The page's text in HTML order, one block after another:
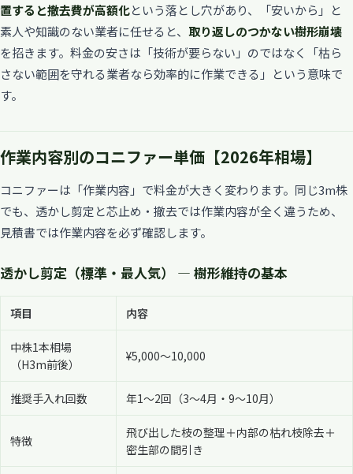
置すると撤去費が高額化という落とし穴があり、「安いから」と
素人や知識のない業者に任せると、 取り返しのつかない樹形崩壊
を招きます。料金の安さは「技術が要らない」のではなく「枯ら
さない範囲を守れる業者なら効率的に作業できる」という意味で
す。
作業内容別のコニファー単価【2026年相場】
コニファーは「作業内容」で料金が大きく変わります。同じ3m株
でも、透かし剪定と芯止め・撤去では作業内容が全く違うため、
見積書では作業内容を必ず確認します。
透かし剪定（標準・最人気） — 樹形維持の基本
項目 内容
中株1本相場
（H3m前後）
¥5,000〜10,000
推奨手入れ回数 年1〜2回（3〜4月・9〜10月）
特徴
飛び出した枝の整理＋内部の枯れ枝除去＋
密生部の間引き